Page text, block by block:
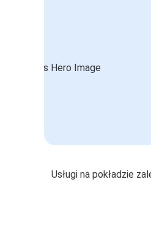
Usługi na pokładzie